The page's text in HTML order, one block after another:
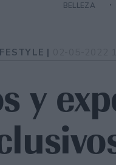
BELLEZA
|
y